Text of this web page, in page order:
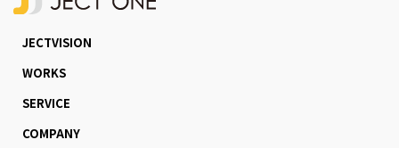
JECTVISION
WORKS
SERVICE
COMPANY